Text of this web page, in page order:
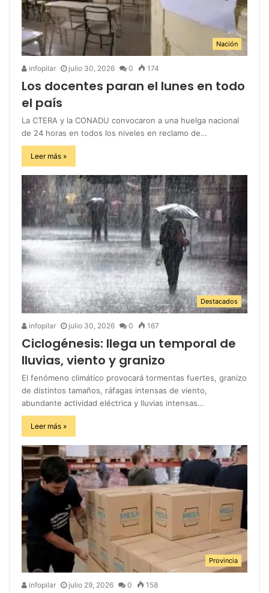
Nación
infopilar julio 30, 2026 0 174
Los docentes paran el lunes en todo
el país
La CTERA y la CONADU convocaron a una huelga nacional
de 24 horas en todos los niveles en reclamo de…
Leer más »
Destacados
infopilar julio 30, 2026 0 167
Ciclogénesis: llega un temporal de
lluvias, viento y granizo
El fenómeno climático provocará tormentas fuertes, granizo
de distintos tamaños, ráfagas intensas de viento,
abundante actividad eléctrica y lluvias intensas…
Leer más »
Provincia
infopilar julio 29, 2026 0 158